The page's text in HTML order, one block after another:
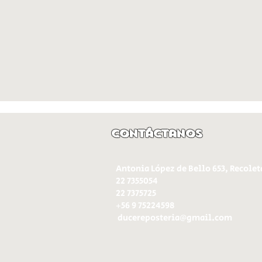
Contáctanos
Antonia López de Bello 653,
22 7355054
22 7375725
+56 9 75224598
ducereposteria@gmail.com